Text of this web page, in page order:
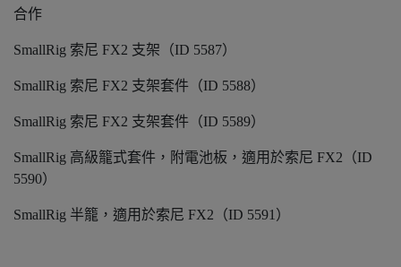
合作
SmallRig 索尼 FX2 支架（ID 5587）
SmallRig 索尼 FX2 支架套件（ID 5588）
SmallRig 索尼 FX2 支架套件（ID 5589）
SmallRig 高級籠式套件，附電池板，適用於索尼 FX2（ID
5590）
SmallRig 半籠，適用於索尼 FX2（ID 5591）